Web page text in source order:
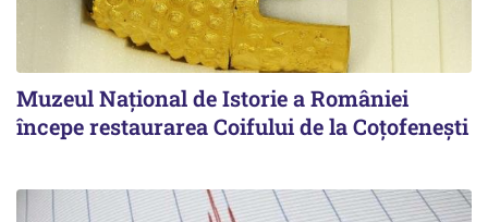
Muzeul Național de Istorie a României
începe restaurarea Coifului de la Coțofenești